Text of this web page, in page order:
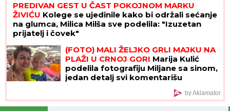
PREDIVAN GEST U ČAST POKOJNOM MARKU
ŽIVIĆU Kolege se ujedinile kako bi održali sećanje
na glumca, Milica Milša sve podelila: "Izuzetan
prijatelj i čovek"
(FOTO) MALI ŽELJKO GRLI MAJKU NA
PLAŽI U CRNOJ GORI Marija Kulić
podelila fotografiju Miljane sa sinom,
jedan detalj svi komentarišu
by Aklamator